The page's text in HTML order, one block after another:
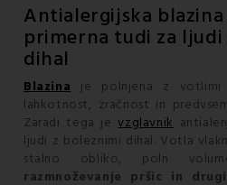
Antialergijska blazina
primerna tudi za ljudi
dihal
Blazina je polnjena z
lahkotnost, zračnost in
Zaradi tega jevzglavnik
ljudi z boleznimi dihal. Votla
stalno obliko, poln
razmnoževanje pršic in